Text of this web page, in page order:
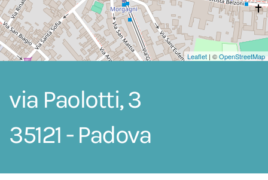
Leaflet | ©OpenStreetMap
via Paolotti, 3
35121 - Padova